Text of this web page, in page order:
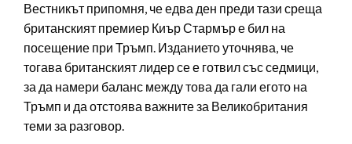
Вестникът припомня, че едва ден преди тази среща
британският премиер Киър Стармър е бил на
посещение при Тръмп. Изданието уточнява, че
тогава британският лидер се е готвил със седмици,
за да намери баланс между това да гали егото на
Тръмп и да отстоява важните за Великобритания
теми за разговор.